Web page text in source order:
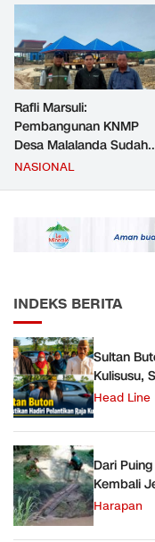
Rafli Marsuli:
Pembangunan KNMP
Desa Malalanda Sudah
Mencapai 69 Persen dan
JMD dan JMF
NASIONAL
INDEKS BERITA
Sultan
Kulisusu,
Head Line
Dari
Kembali
Harapan